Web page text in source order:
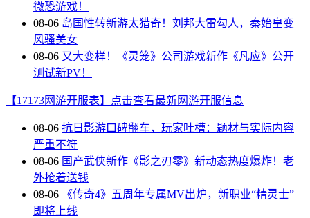
微恐游戏！
08-06 岛国性转新游太猎奇！刘邦大雷勾人，秦始皇变
风骚美女
08-06 又大变样！《灵笼》公司游戏新作《凡应》公开
测试新PV！
【17173网游开服表】点击查看最新网游开服信息
08-06 抗日影游口碑翻车，玩家吐槽：题材与实际内容
严重不符
08-06 国产武侠新作《影之刃零》新动态热度爆炸！老
外抢着送钱
08-06
《传奇4》五周年专属MV出炉，新职业“精灵士”
即将上线